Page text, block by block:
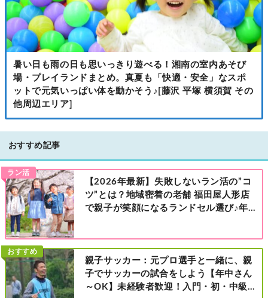
暑い日も雨の日も思いっきり遊べる！湘南の室内あそび
場・プレイランドまとめ。真夏も「快適・安全」なスポ
ットで元気いっぱい体を動かそう♪[藤沢 平塚 横須賀 その
他周辺エリア]
おすすめ記事
ラン活
【2026年最新】失敗しないラン活の”コ
ツ”とは？地域密着の老舗 福田屋人形店
で親子が笑顔になるランドセル選び♪年
店・町田店・マルイファミリー溝口店］
おすすめ
親子サッカー：元プロ選手と一緒に、親
子でサッカーの試合をしよう【年中さん
～OK】未経験者歓迎！入門・初・中級の